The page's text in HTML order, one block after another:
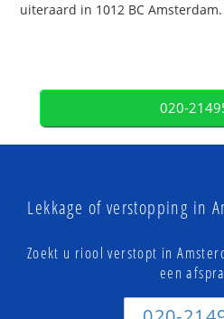
uiteraard in 1012 BC Amsterdam.
020-
Lekkage of verstopping in
Zoekt u riool verstopt in
een